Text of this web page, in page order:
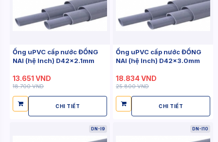
Ống uPVC cấp nước ĐỒNG
NAI (hệ Inch) D42x2.1mm
13.651 VND
18.700 VND
CHI TIẾT
Ống uPVC cấp nước ĐỒNG
NAI (hệ Inch) D42x3.0mm
18.834 VND
25.800 VND
CHI TIẾT
DN-I9 DN-I10